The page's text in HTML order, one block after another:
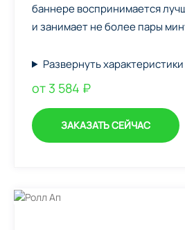
баннере воспринимается
и занимает не более пары
Развернуть характеристики
от 3 584 ₽
ЗАКАЗАТЬ СЕЙЧАС